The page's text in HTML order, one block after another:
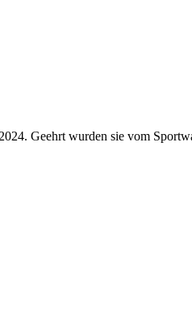
Geehrt wurden sie vom